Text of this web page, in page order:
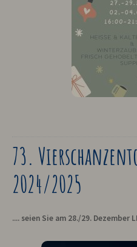
73.
2024/2025
.... seien Sie am 28./29. Dezember